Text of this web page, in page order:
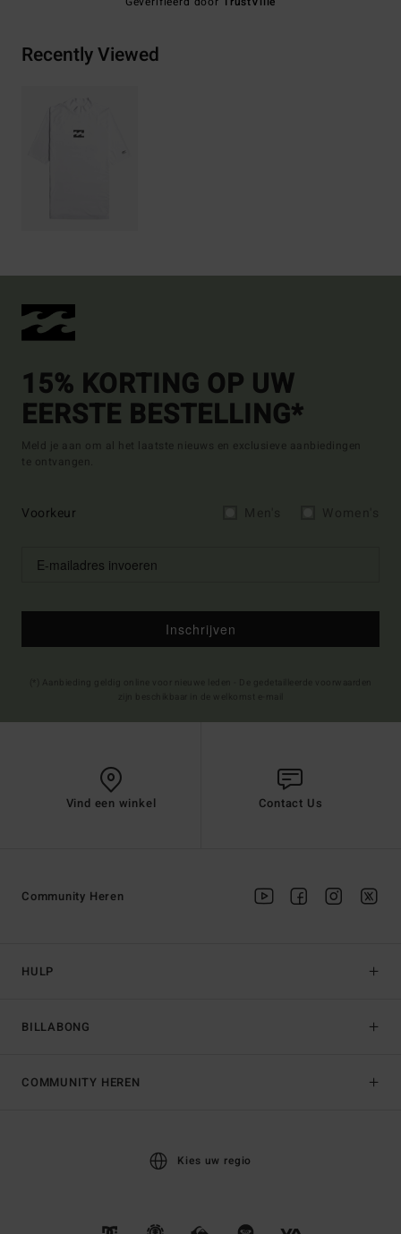
Recently Viewed
15% KORTING OP UW
EERSTE BESTELLING*
Meld je aan om al het laatste nieuws en exclusieve aanbiedingen
te ontvangen.
Voorkeur
Inschrijven
Vind een winkel Contact Us
HULP
BILLABONG
Community Heren
COMMUNITY HEREN
Kies uw regio